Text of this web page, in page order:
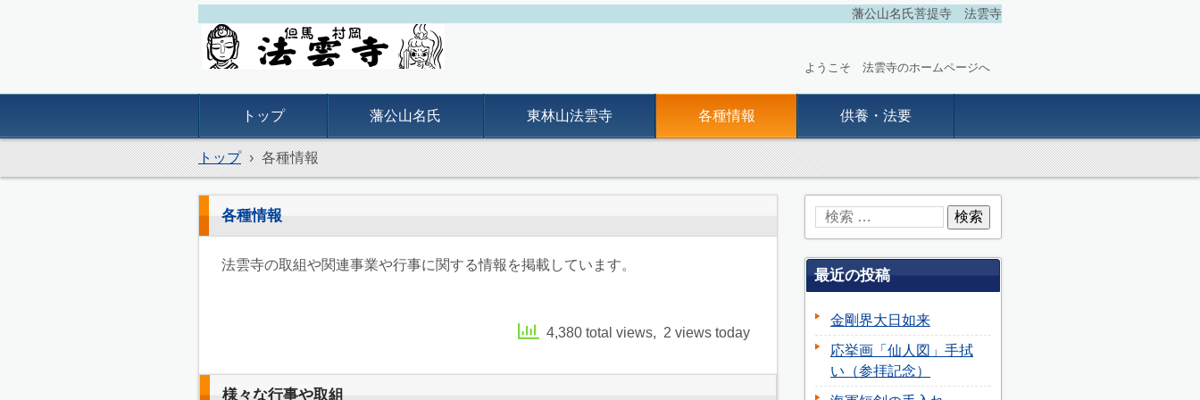
藩公山名氏菩提寺 法雲寺
ようこそ 法雲寺のホームページへ
トップ 藩公山名氏 東林山法雲寺 各種情報 供養・法要
トップ › 各種情報
各種情報
法雲寺の取組や関連事業や行事に関する情報を掲載しています。
4,380 total views, 2 views today
様々な行事や取組
最近の投稿
金剛界大日如来
応挙画「仙人図」手拭
い（参拝記念）